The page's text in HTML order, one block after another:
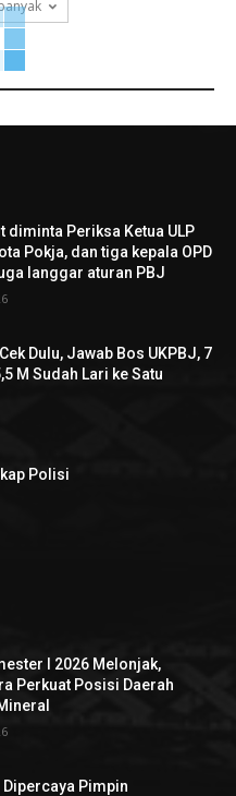
diminta Periksa Ketua ULP
Pokja, dan tiga kepala OPD
langgar aturan PBJ
Dulu, Jawab Bos UKPBJ, 7
M Sudah Lari ke Satu
Polisi
I 2026 Melonjak,
Perkuat Posisi Daerah
Pimpin